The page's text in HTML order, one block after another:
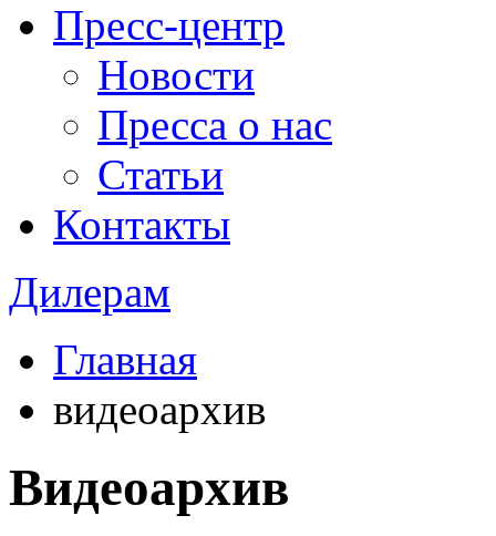
Пресс-центр
Новости
Пресса о нас
Статьи
Контакты
Дилерам
Главная
видеоархив
Видеоархив